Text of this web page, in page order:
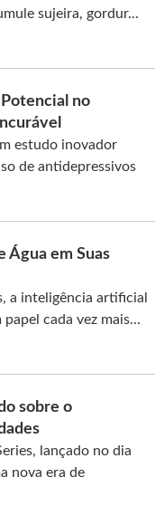
sujeira, gordur...
no
estudo inovador
de antidepressivos
Água em Suas
a inteligência artificial
cada vez mais...
sobre o
lançado no dia
nova era de